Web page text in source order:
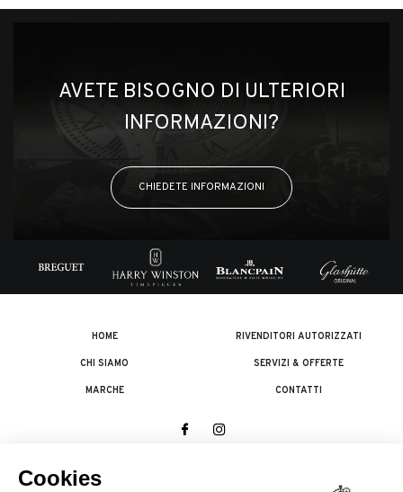
AVETE BISOGNO DI ULTERIORI
INFORMAZIONI?
CHIEDETE INFORMAZIONI
HOME
CHI SIAMO
MARCHE
RIVENDITORI AUTORIZZATI
SERVIZI & OFFERTE
CONTATTI